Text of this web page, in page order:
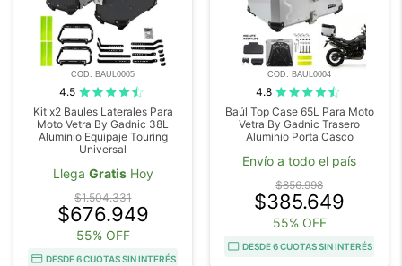
COD. BAUL0005
4.5
Kit x2 Baules Laterales Para
Moto Vetra By Gadnic 38L
Aluminio Equipaje Touring
Universal
Llega GratisHoy
$1.504.331
$676.949
55% OFF
DESDE 6 CUOTAS SIN INTERÉS
COD. BAUL0004
4.8
Baúl Top Case 65L Para Moto
Vetra By Gadnic Trasero
Aluminio Porta Casco
Envío a todo el país
$856.998
$385.649
55% OFF
DESDE 6 CUOTAS SIN INTERÉS